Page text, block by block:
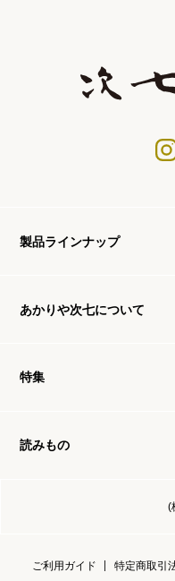
製品ラインナップ
あかりや次七について
特集
読みもの
(
ご利用ガイド 特定商取引